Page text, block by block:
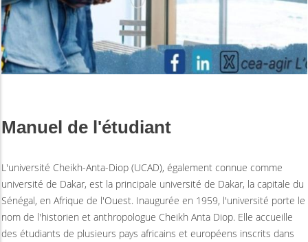
Manuel de l'étudiant
L'université Cheikh-Anta-Diop (UCAD), également connue comme
université de Dakar, est la principale université de Dakar, la capitale du
Sénégal, en Afrique de l'Ouest. Inaugurée en 1959, l'université porte le
nom de l'historien et anthropologue Cheikh Anta Diop. Elle accueille
des étudiants de plusieurs pays africains et européens inscrits dans